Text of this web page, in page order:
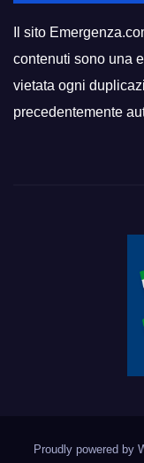
Il sito
contenuti sono una
vietata ogni
precedentemente
Proudly powered by